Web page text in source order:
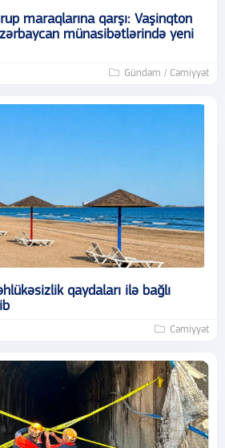
maraqlarına qarşı: Vaşinqton
münasibətlərində yeni
Gündəm / Cəmiyyət
qaydaları ilə bağlı
Cəmiyyət